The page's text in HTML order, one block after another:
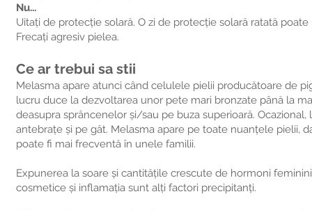
Nu...
Uitați de protecție solară. O zi de protecție solară ratată
Frecați agresiv pielea.
Ce ar trebui sa stii
Melasma apare atunci când celulele pielii producătoare de
lucru duce la dezvoltarea unor pete mari bronzate până la
deasupra sprâncenelor și/sau pe buza superioară.
antebrațe și pe gât. Melasma apare pe toate nuanțele pielii,
poate fi mai frecventă în unele familii.
Expunerea la soare și cantitățile crescute de hormoni
cosmetice și inflamația sunt alți factori precipitanți.